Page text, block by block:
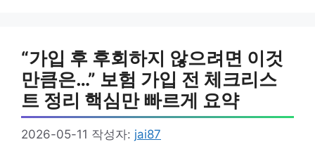
“가입 후 후회하지 않으려면 이것
만큼은…” 보험 가입 전 체크리스
트 정리 핵심만 빠르게 요약
2026-05-11 작성자: jai87